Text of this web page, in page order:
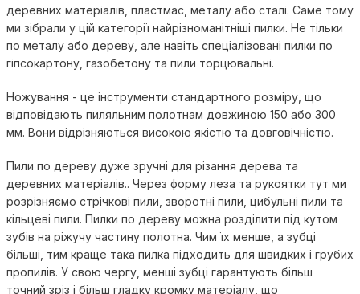
деревних матеріалів, пластмас, металу або сталі. Саме тому
ми зібрали у цій категорії найрізноманітніші пилки. Не тільки
по металу або дереву, але навіть спеціалізовані пилки по
гіпсокартону, газобетону та пили торцювальні.
Ножування - це інструменти стандартного розміру, що
відповідають пиляльним полотнам довжиною 150 або 300
мм. Вони відрізняються високою якістю та довговічністю.
Пили по дереву дуже зручні для різання дерева та
деревних матеріалів.. Через форму леза та рукоятки тут ми
розрізняємо стрічкові пили, зворотні пили, цибульні пили та
кільцеві пили. Пилки по дереву можна розділити під кутом
зубів на ріжучу частину полотна. Чим їх менше, а зубці
більші, тим краще така пилка підходить для швидких і грубих
пропилів. У свою чергу, менші зубці гарантують більш
точний зріз і більш гладку кромку матеріалу, що